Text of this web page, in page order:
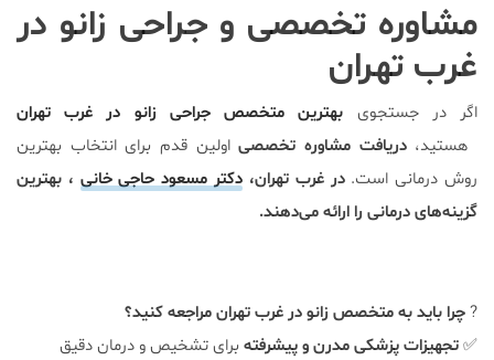
مشاوره تخصصی و جراحی زانو در
غرب تهران
اگر در جستجوی بهترین متخصص جراحی زانو در غرب تهران
هستید،دریافت مشاوره تخصصیاولین قدم برای انتخاب بهترین
روش درمانی است.در غرب تهران، دکتر مسعود حاجی خانی ، بهترین
گزینه‌های درمانی را ارائه می‌دهند.
?چرا باید به متخصص زانو در غرب تهران مراجعه کنید؟
✅تجهیزات پزشکی مدرن و پیشرفته برای تشخیص و درمان دقیق